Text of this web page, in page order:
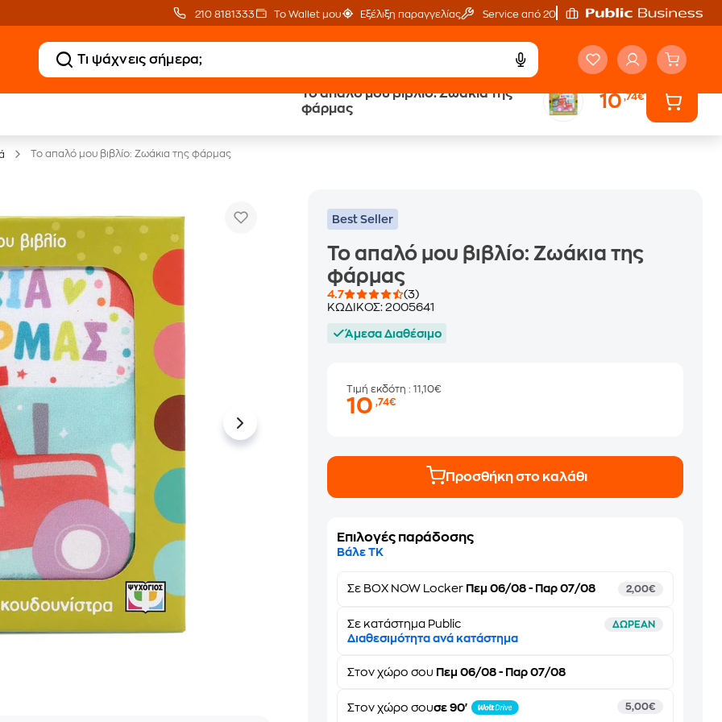
210 8181333 Το Wallet μου Εξέλιξη παραγγελίας Service από 20'
Το απαλό μου βιβλίο: Ζωάκια της
φάρμας
10,74€
Δωρεάν Μεταφορικά
Το απαλό μου βιβλίο: Ζωάκια της φάρμας
Best Seller
Το απαλό μου βιβλίο: Ζωάκια της
φάρμας
4.7
(3)
ΚΩΔΙΚΟΣ:2005641
Άμεσα Διαθέσιμο
Τιμή εκδότη: 11,10€
10,74€
Προσθήκη στο καλάθι
Επιλογές παράδοσης
Βάλε ΤΚ
Σε BOX NOW Locker Πεμ 06/08 - Παρ 07/08 2,00€
Σε κατάστημα Public ΔΩΡΕΑΝ
Διαθεσιμότητα ανά κατάστημα
Στονχώρο σου Πεμ 06/08 - Παρ 07/08
Στον χώρο σουσε 90' 5,00€